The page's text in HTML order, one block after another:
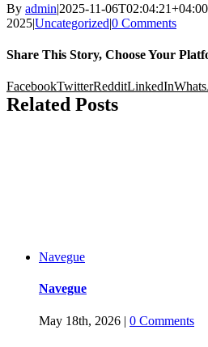
By admin|2025-11-06T02:04:21+04:00
2025|Uncategorized|0 Comments
Share This Story, Choose Your
FacebookTwitterRedditLinkedIn
Related Posts
Navegue
Navegue
May 18th, 2026 | 0 Comments